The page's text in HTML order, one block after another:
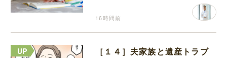
16時間前
［１４］夫家族と遺産トラブ